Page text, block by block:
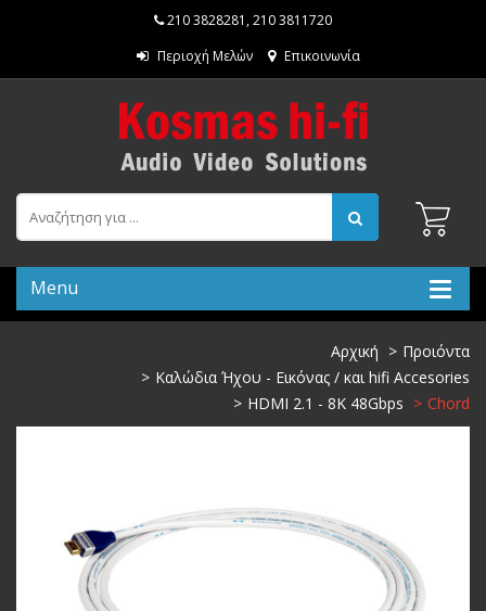
210 3828281 ,210 3811720
Περιοχή Μελών
Επικοινωνία
Menu
Αρχική
Προιόντα
Καλώδια Ήχου - Εικόνας / και hifi Accesories
HDMI 2.1 - 8K 48Gbps
Chord